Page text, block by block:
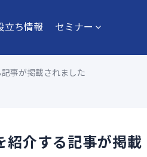
立ち情報 セミナー
記事が掲載されました
紹介する記事が掲載